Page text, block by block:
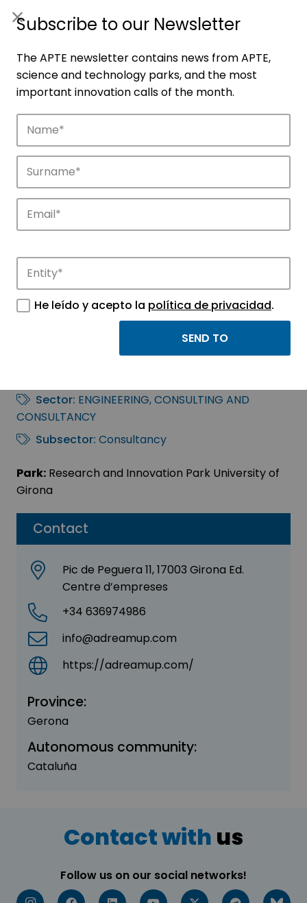
Companies
Discover the companies that drive
innovation in APTE’s parks.
Contact
Pic de Peguera 11, 17003 Girona Ed.
Centre d’empreses
+34 636974986
info@adreamup.com
https://adreamup.com/
Province:
Gerona
Autonomous community:
Cataluña
Adreamup Discovery
Sector: ENGINEERING, CONSULTING AND
CONSULTANCY
Subsector: Consultancy
Park: Research and Innovation Park University of
Girona
Contact with us
Follow us on our social networks!
Subscribe to our Newsletter
The APTE newsletter contains news from APTE,
science and technology parks, and the most
important innovation calls of the month.
He leído y acepto la política de privacidad.